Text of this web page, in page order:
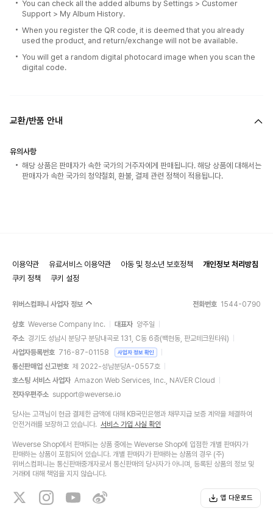
You can check all the added albums by Settings > Customer
Support > My Album History.
When you register the QR code, it is deemed that you already
used the product, and return/exchange will not be available.
You will get a random digital photocard image when you scan the
digital code.
교환/반품 안내
유의사항
해당 상품은 판매자가 속한 국가의 거주자에게 판매됩니다. 해당 상품에 대해서는
판매자가 속한 국가의 청약철회, 환불, 결제 관련 정책이 적용됩니다.
이용약관 유료서비스 이용약관 아동 및 청소년 보호정책
개인정보 처리방침
쿠키 정책
쿠키 설정
위버스컴퍼니 사업자 정보 전화번호 1544-0790
상호 Weverse Company Inc. 대표자 양주일
주소 경기도 성남시 분당구 분당내곡로 131, C동 6층(백현동, 판교테크원타워)
사업자등록번호 716-87-01158 사업자 정보 확인
통신판매업 신고번호 제 2022-성남분당A-0557호
호스팅 서비스 사업자 Amazon Web Services, Inc., NAVER Cloud
전자우편주소 support@weverse.io
당사는 고객님이 현금 결제한 금액에 대해 KB국민은행과 채무지급 보증 계약을 체결하여
안전거래를 보장하고 있습니다. 서비스 가입 사실 확인
Weverse Shop에서 판매되는 상품 중에는 Weverse Shop에 입점한 개별 판매자가
판매하는 상품이 포함되어 있습니다. 개별 판매자가 판매하는 상품의 경우 (주)
위버스컴퍼니는 통신판매중개자로서 통신판매의 당사자가 아니며, 등록된 상품의 정보 및
거래에 대해 책임을 지지 않습니다.
앱 다운로드